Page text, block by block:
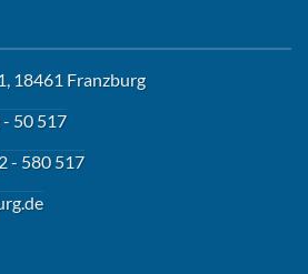
18461 Franzburg
- 50 517
- 580 517